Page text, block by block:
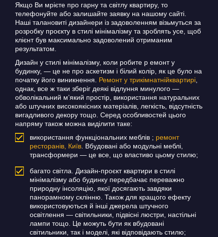
Якщо Ви мрієте про гарну та світлу квартиру, то
телефонуйте або залишайте заявку на нашому сайті.
Наші талановиті дизайнери із задоволенням візьмуться за
розробку проєкту в стилі мінімалізму та зроблять усе, щоб
клієнт був максимально задоволений отриманим
результатом.
Дизайн у стилі мінімалізму, коли робите р емонт у
будинку, — це не про аскетизм і білий колір, як це було на
початку його виникнення. Ремонт у трикімнатнійквартирі,
однак, все ж таки зберіг деякі відлуння минулого —
обволікальний м’який простір, використання натуральних
або штучних високоякісних матеріалів, легкість, відсутність
вигадливого декору тощо. Серед особливостей цього
напряму також можна виділити таке:
використання функціональних меблів ; ремонт
ресторанів, Київ. Вбудовані або модульні меблі,
трансформери — це все, що властиво цьому стилю;
багато світла. Дизайн-проєкт квартири в стилі
мінімалізму або будинку передбачає переважно
природну інсоляцію, якої досягають завдяки
панорамному склінню. Також для кращого ефекту
використовуються й інші джерела штучного
освітлення — світильники, підвісні люстри, настільні
лампи тощо. Це можуть бути як вбудовані
світильники, так і моделі, які відповідають стилю;